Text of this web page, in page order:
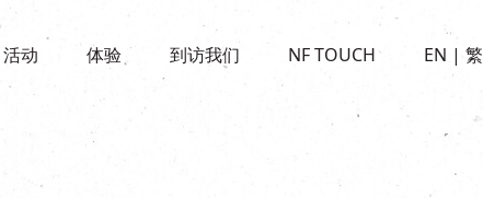
活动
界之約
体验
走进南丰纱厂
CHAT六厂
到访我们
开放时间及位置
穿梭巴士服务
NF TOUCH EN | 繁